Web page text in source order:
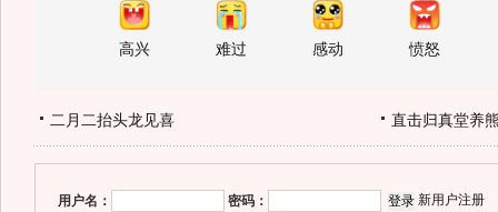
高兴 难过 感动 愤怒
二月二抬头龙见喜 直击归真堂养
用户名： 密码： 新用户注册